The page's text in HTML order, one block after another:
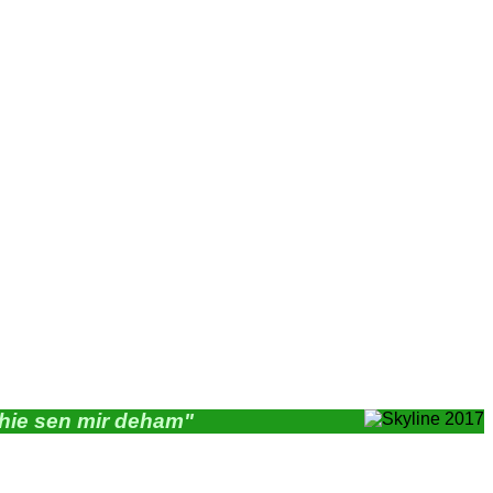
sen mir deham"